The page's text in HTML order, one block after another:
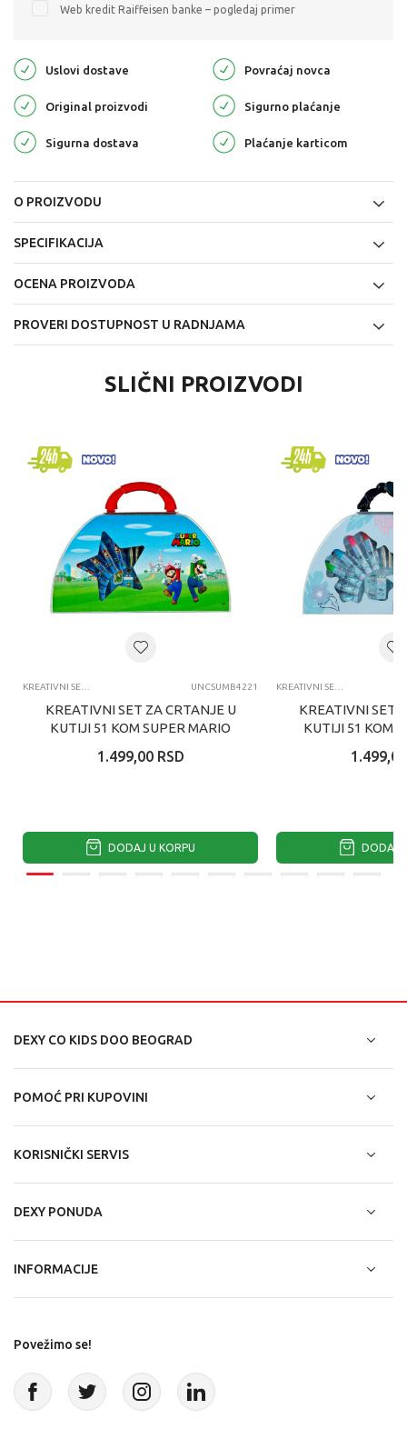
Web kredit Raiffeisen banke – pogledaj primer
Uslovi dostave Povraćaj novca
Original proizvodi Sigurno plaćanje
Sigurna dostava Plaćanje karticom
O PROIZVODU
SPECIFIKACIJA
OCENA PROIZVODA
PROVERI DOSTUPNOST U RADNJAMA
SLIČNI PROIZVODI
KREATIVNI SETOVI UNCSUMB4221
KREATIVNI SET ZA CRTANJE U
KUTIJI 51 KOM SUPER MARIO
1.499,00 RSD
DODAJ U KORPU
KREATIVNI SETOVI
KREATIVNI SET
KUTIJI 51 KOM
1.499,00
DODAJ
DEXY CO KIDS DOO BEOGRAD
POMOĆ PRI KUPOVINI
KORISNIČKI SERVIS
DEXY PONUDA
INFORMACIJE
Povežimo se!